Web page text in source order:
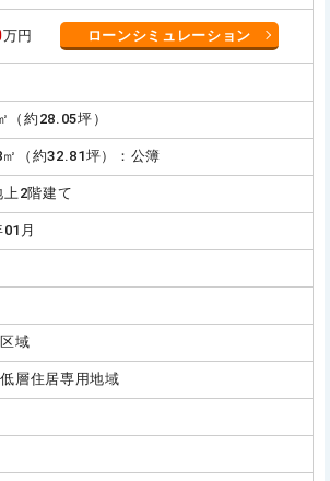
万円 ローンシミュレーション
（約28.05坪）
（約32.81坪）：公簿
上2階建て
月
域
層住居専用地域